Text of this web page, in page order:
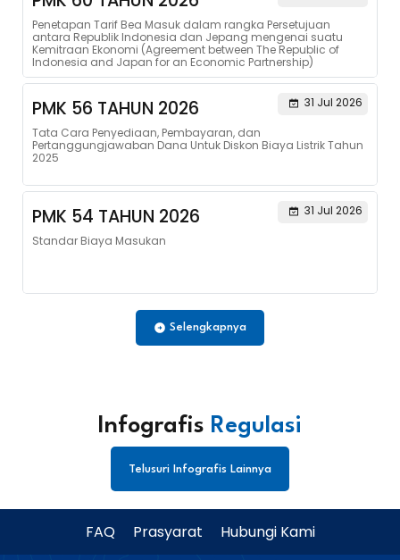
Penetapan Tarif Bea Masuk dalam rangka Persetujuan
antara Republik Indonesia dan Jepang mengenai suatu
Kemitraan Ekonomi (Agreement between The Republic of
Indonesia and Japan for an Economic Partnership)
PMK 56 TAHUN 2026
31 Jul 2026
Tata Cara Penyediaan, Pembayaran, dan
Pertanggungjawaban Dana Untuk Diskon Biaya Listrik Tahun
2025
PMK 54 TAHUN 2026
31 Jul 2026
Standar Biaya Masukan
Selengkapnya
Infografis Regulasi
Telusuri Infografis Lainnya
FAQ Prasyarat Hubungi Kami